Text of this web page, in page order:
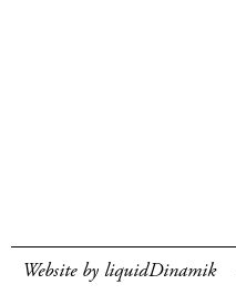
Website by liquidDinamik